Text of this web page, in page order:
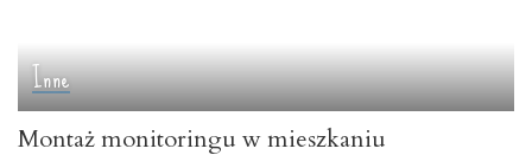
Inne
Montaż monitoringu w mieszkaniu